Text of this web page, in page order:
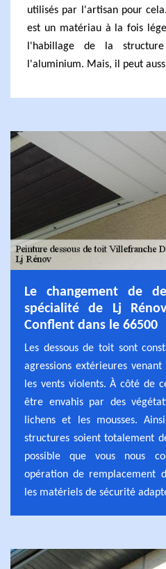
utilisés par l'artisan pour
est un matériau à la fois
l'habillage de la
l'aluminium. Mais, il peut
Le changement de
spécialité de Lj
Conflent dans le 66500
Les dessous de toit sont
agressions extérieures
les vents violents. À côté de
être envahis par des
lichens et les mousses.
structures soient totalement
possible que vous nous
opération de remplacement
les matériels de sécurité